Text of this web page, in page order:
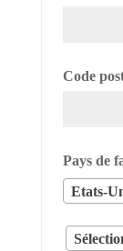
Code
Pays de
Etats-